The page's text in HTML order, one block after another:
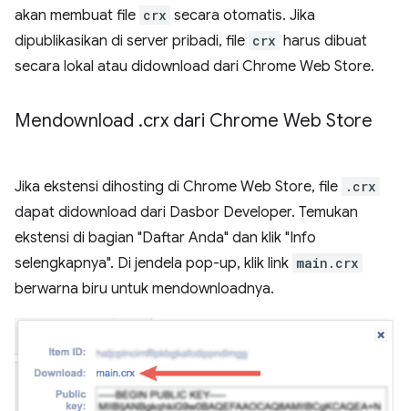
akan membuat file crx secara otomatis. Jika
dipublikasikan di server pribadi, file crx harus dibuat
secara lokal atau didownload dari Chrome Web Store.
Mendownload .crx dari Chrome Web Store
Jika ekstensi dihosting di Chrome Web Store, file .crx
dapat didownload dari Dasbor Developer. Temukan
ekstensi di bagian "Daftar Anda" dan klik "Info
selengkapnya". Di jendela pop-up, klik link main.crx
berwarna biru untuk mendownloadnya.